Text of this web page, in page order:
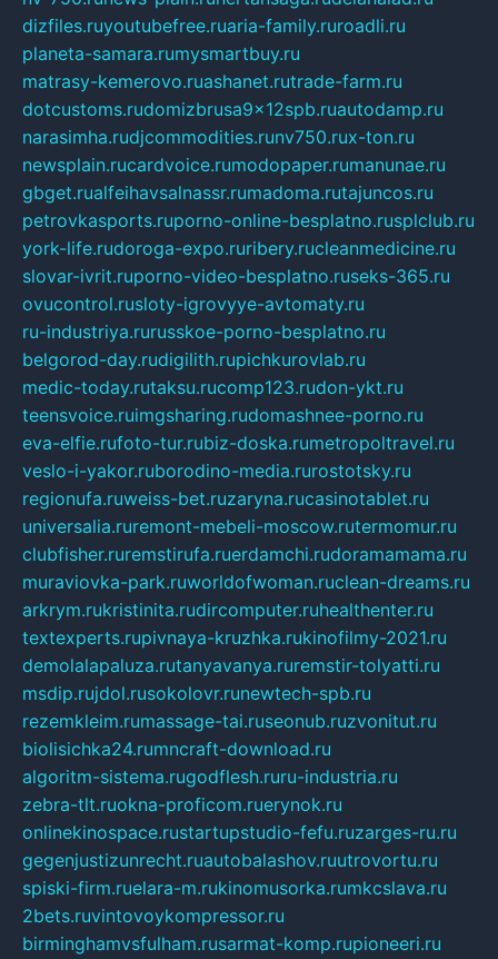
dizfiles.ruyoutubefree.ruaria-family.ruroadli.ru
planeta-samara.rumysmartbuy.ru
matrasy-kemerovo.ruashanet.rutrade-farm.ru
dotcustoms.rudomizbrusa9x12spb.ruautodamp.ru
narasimha.rudjcommodities.runv750.rux-ton.ru
newsplain.rucardvoice.rumodopaper.rumanunae.ru
gbget.rualfeihavsalnassr.rumadoma.rutajuncos.ru
petrovkasports.ruporno-online-besplatno.rusplclub.ru
york-life.rudoroga-expo.ruribery.rucleanmedicine.ru
slovar-ivrit.ruporno-video-besplatno.ruseks-365.ru
ovucontrol.rusloty-igrovyye-avtomaty.ru
ru-industriya.rurusskoe-porno-besplatno.ru
belgorod-day.rudigilith.rupichkurovlab.ru
medic-today.rutaksu.rucomp123.rudon-ykt.ru
teensvoice.ruimgsharing.rudomashnee-porno.ru
eva-elfie.rufoto-tur.rubiz-doska.rumetropoltravel.ru
veslo-i-yakor.ruborodino-media.rurostotsky.ru
regionufa.ruweiss-bet.ruzaryna.rucasinotablet.ru
universalia.ruremont-mebeli-moscow.rutermomur.ru
clubfisher.ruremstirufa.ruerdamchi.rudoramamama.ru
muraviovka-park.ruworldofwoman.ruclean-dreams.ru
arkrym.rukristinita.rudircomputer.ruhealthenter.ru
textexperts.rupivnaya-kruzhka.rukinofilmy-2021.ru
demolalapaluza.rutanyavanya.ruremstir-tolyatti.ru
msdip.rujdol.rusokolovr.runewtech-spb.ru
rezemkleim.rumassage-tai.ruseonub.ruzvonitut.ru
biolisichka24.rumncraft-download.ru
algoritm-sistema.rugodflesh.ruru-industria.ru
zebra-tlt.ruokna-proficom.ruerynok.ru
onlinekinospace.rustartupstudio-fefu.ruzarges-ru.ru
gegenjustizunrecht.ruautobalashov.ruutrovortu.ru
spiski-firm.ruelara-m.rukinomusorka.rumkcslava.ru
2bets.ruvintovoykompressor.ru
birminghamvsfulham.rusarmat-komp.rupioneeri.ru